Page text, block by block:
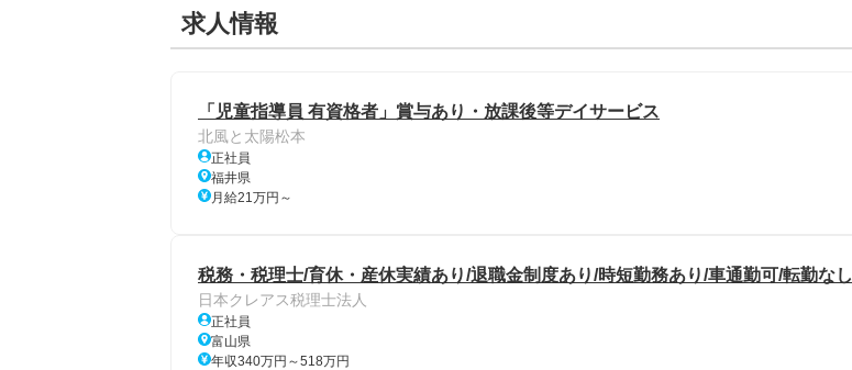
求人情報
「児童指導員 有資格者」賞与あり・放課後等デイサービス
北風と太陽松本
正社員
福井県
月給21万円～
税務・税理士/育休・産休実績あり/退職金制度あり/時短勤務あり/車通勤可/転勤なし
日本クレアス税理士法人
正社員
富山県
年収340万円～518万円